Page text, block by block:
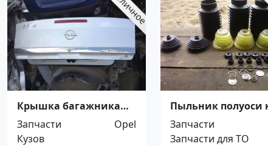
Крышка багажника
Opel Vectra C седан
Краснодар
Запчасти
Opel
Кузов
Пыльник полуоси
луаз, тпк амфибия
нижний новгород
Запчасти
Запчасти для ТО